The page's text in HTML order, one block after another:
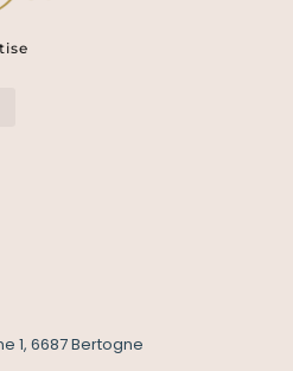
1, 6687 Bertogne